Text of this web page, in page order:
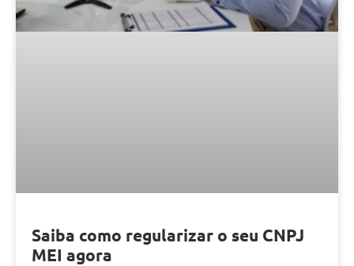
Saiba como regularizar o seu CNPJ
MEI agora